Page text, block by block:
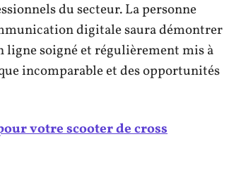
du secteur. La personne
digitale saura démontrer
ligne soigné et régulièrement mis à
incomparable et des opportunités
votre scooter de cross